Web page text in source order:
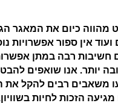
מהווה כיום את המאגר
ועוד אין ספור
חשיבות רבה במתן
יותר. אנו שואפים
משאבים רבים להקל את
הזכות לחיות